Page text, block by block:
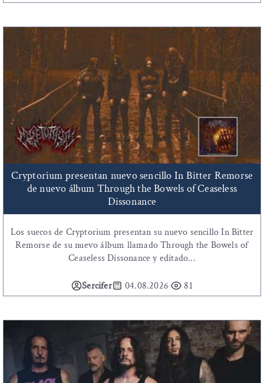
Cryptorium presentan nuevo sencillo In Bitter Remorse
de nuevo álbum Through the Bowels of Ceaseless
Dissonance
Los suecos de Cryptorium presentan su nuevo sencillo In Bitter
Remorse de su nuevo álbum llamado Through the Bowels of
Ceaseless Dissonance y editado...
Sercifer 04.08.2026 81